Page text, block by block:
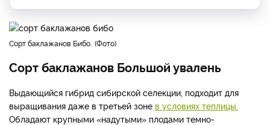
Сорт баклажанов Бибо. Фото
Сорт баклажанов Большой увалень
Выдающийся гибрид сибирской селекции, подходит для
выращивания даже в третьей зоне в условиях теплицы.
Обладают крупными «надутыми» плодами темно-